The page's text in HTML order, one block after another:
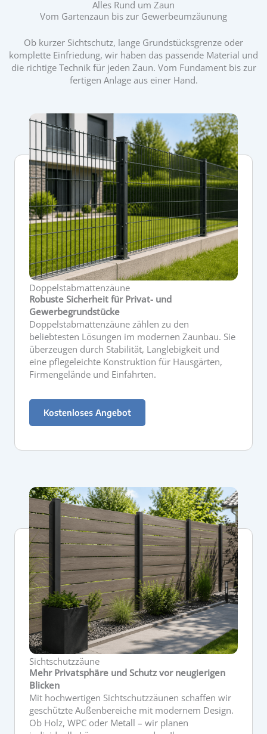
Alles Rund um Zaun
Vom Gartenzaun bis zur Gewerbeumzäunung
Ob kurzer Sichtschutz, lange Grundstücksgrenze oder
komplette Einfriedung, wir haben das passende Material und
die richtige Technik für jeden Zaun. Vom Fundament bis zur
fertigen Anlage aus einer Hand.
Doppelstabmattenzäune
Robuste Sicherheit für Privat- und
Gewerbegrundstücke
Doppelstabmattenzäune zählen zu den
beliebtesten Lösungen im modernen Zaunbau. Sie
überzeugen durch Stabilität, Langlebigkeit und
eine pflegeleichte Konstruktion für Hausgärten,
Firmengelände und Einfahrten.
Kostenloses Angebot
Sichtschutzzäune
Mehr Privatsphäre und Schutz vor neugierigen
Blicken
Mit hochwertigen Sichtschutzzäunen schaffen wir
geschützte Außenbereiche mit modernem Design.
Ob Holz, WPC oder Metall – wir planen